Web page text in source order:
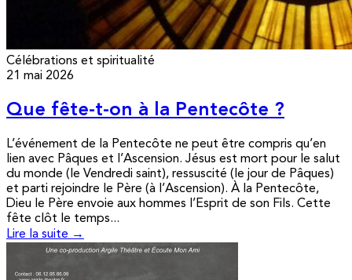
Célébrations et spiritualité
21 mai 2026
Que fête-t-on à la Pentecôte ?
L’événement de la Pentecôte ne peut être compris qu’en
lien avec Pâques et l’Ascension. Jésus est mort pour le salut
du monde (le Vendredi saint), ressuscité (le jour de Pâques)
et parti rejoindre le Père (à l’Ascension). À la Pentecôte,
Dieu le Père envoie aux hommes l’Esprit de son Fils. Cette
fête clôt le temps...
Lire la suite →